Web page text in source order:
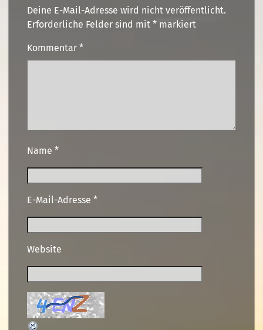
Deine E-Mail-Adresse wird nicht veröffentlicht.
Erforderliche Felder sind mit *markiert
Kommentar *
Name *
E-Mail-Adresse *
Website